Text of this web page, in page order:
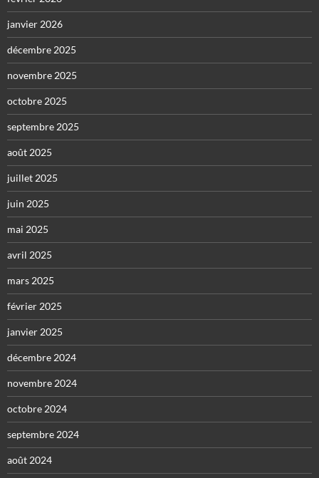
janvier 2026
décembre 2025
novembre 2025
octobre 2025
septembre 2025
août 2025
juillet 2025
juin 2025
mai 2025
avril 2025
mars 2025
février 2025
janvier 2025
décembre 2024
novembre 2024
octobre 2024
septembre 2024
août 2024